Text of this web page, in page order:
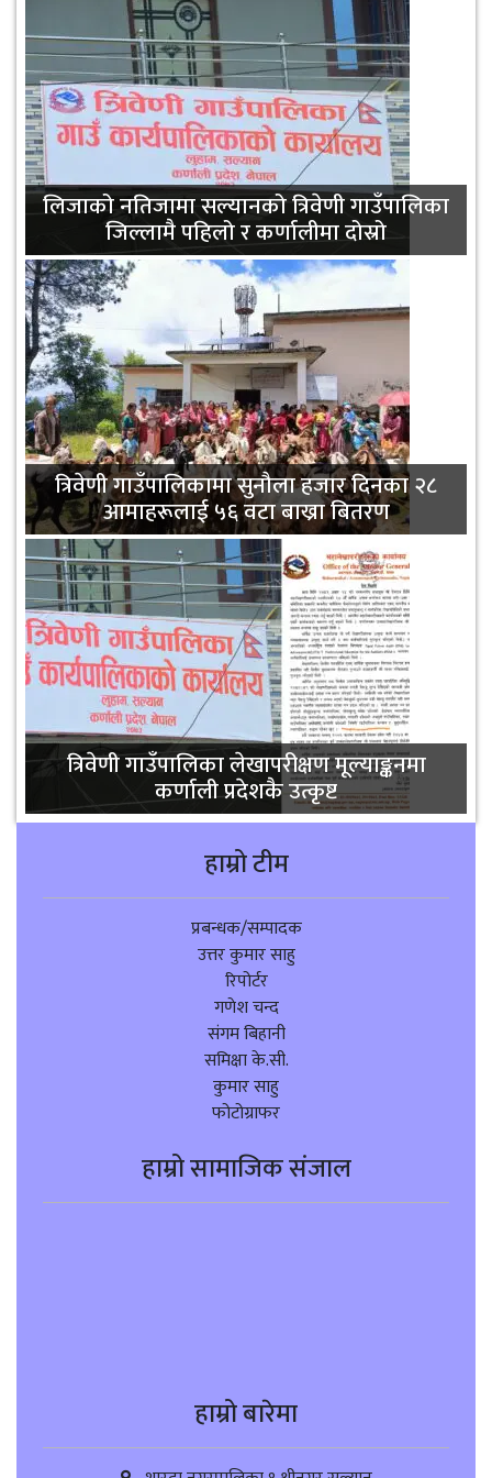
लिजाको नतिजामा सल्यानको त्रिवेणी गाउँपालिका
जिल्लामै पहिलो र कर्णालीमा दोस्रो
त्रिवेणी गाउँपालिकामा सुनौला हजार दिनका २८
आमाहरूलाई ५६ वटा बाख्रा बितरण
त्रिवेणी गाउँपालिका लेखापरीक्षण मूल्याङ्कनमा
कर्णाली प्रदेशकै उत्कृष्ट
हाम्रो टीम
प्रबन्धक/सम्पादक
उत्तर कुमार साहु
रिपोर्टर
गणेश चन्द
संगम बिहानी
समिक्षा के.सी.
कुमार साहु
फोटोग्राफर
हाम्रो सामाजिक संजाल
हाम्रो बारेमा